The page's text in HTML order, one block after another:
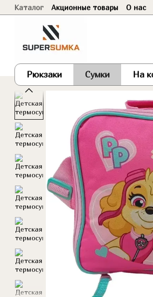
Перейти к основному контенту
Каталог Акционные товары О нас
Рюкзаки Сумки На